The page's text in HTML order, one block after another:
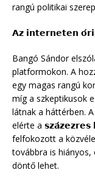
rangú politikai
𝗔𝘇 𝗶𝗻𝘁𝗲𝗿𝗻𝗲𝘁𝗲𝗻
Bangó Sándor
platformokon. A
egy magas rangú
míg a szkeptikusok
látnak a háttérben.
elérte a 𝘀𝘇𝗮́𝘇𝗲𝘇𝗿𝗲𝘀
felfokozott a
továbbra is hiányos,
döntő lehet.